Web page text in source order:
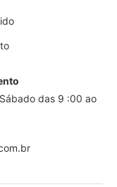
das 9 :00 ao